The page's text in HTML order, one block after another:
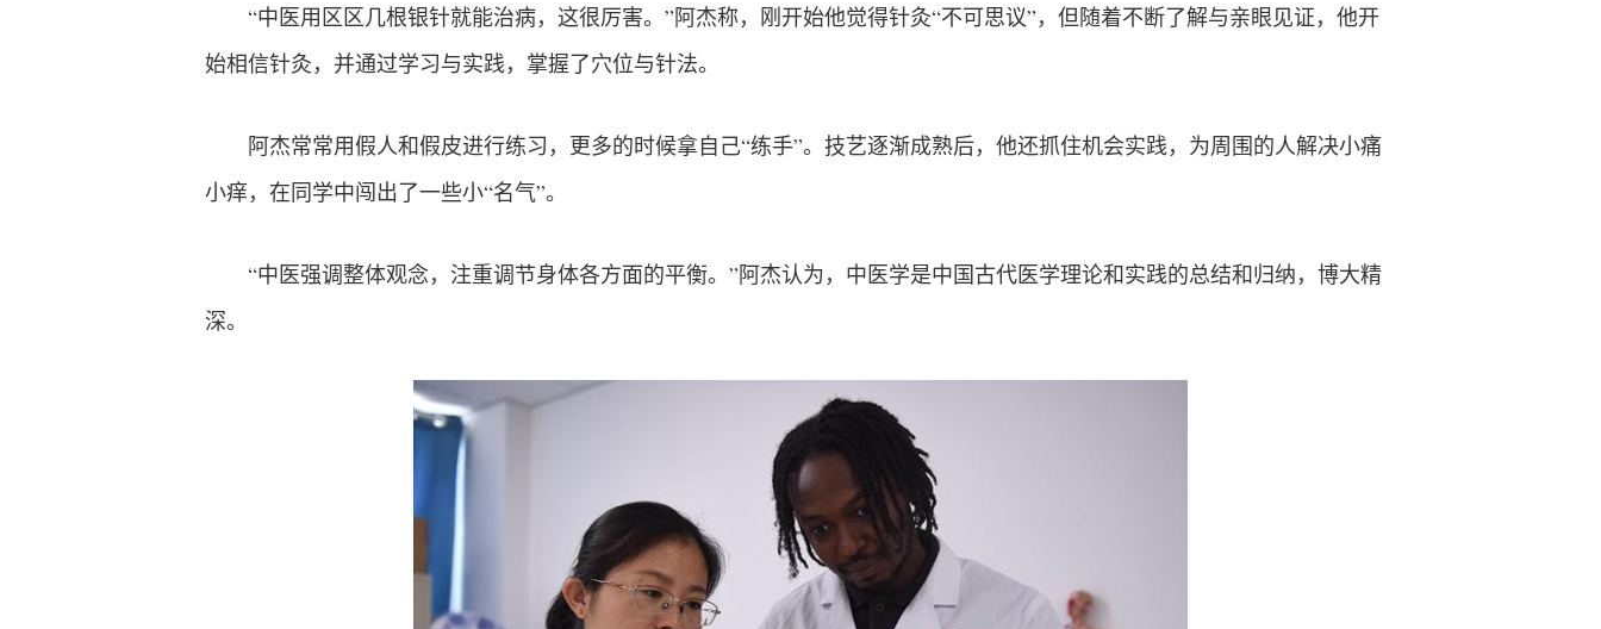
“中医用区区几根银针就能治病，这很厉害。”阿杰称，刚开始他觉得针灸“不可思议”，但随着不断了解与亲眼见证，他开
始相信针灸，并通过学习与实践，掌握了穴位与针法。
阿杰常常用假人和假皮进行练习，更多的时候拿自己“练手”。技艺逐渐成熟后，他还抓住机会实践，为周围的人解决小痛
小痒，在同学中闯出了一些小“名气”。
“中医强调整体观念，注重调节身体各方面的平衡。”阿杰认为，中医学是中国古代医学理论和实践的总结和归纳，博大精
深。